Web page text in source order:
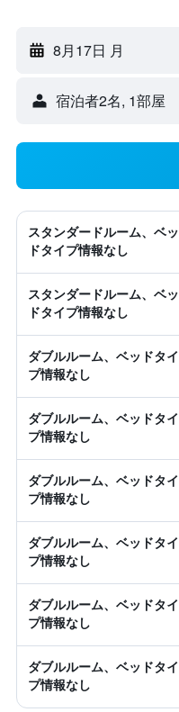
8月17日 月
宿泊者2名, 1​部屋
スタンダードルーム、ベッ
ドタイプ情報なし
スタンダードルーム、ベッ
ドタイプ情報なし
ダブルルーム、ベッドタイ
プ情報なし
ダブルルーム、ベッドタイ
プ情報なし
ダブルルーム、ベッドタイ
プ情報なし
ダブルルーム、ベッドタイ
プ情報なし
ダブルルーム、ベッドタイ
プ情報なし
ダブルルーム、ベッドタイ
プ情報なし